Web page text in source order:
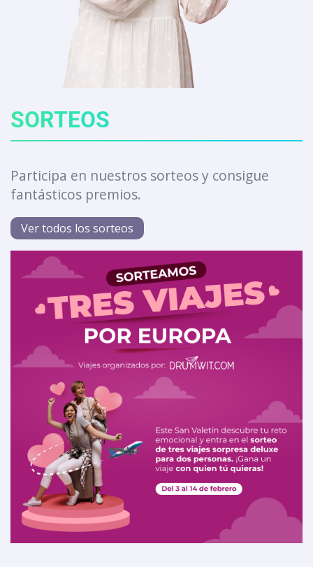
SORTEOS
Participa en nuestros sorteos y consigue
fantásticos premios.
Ver todos los sorteos